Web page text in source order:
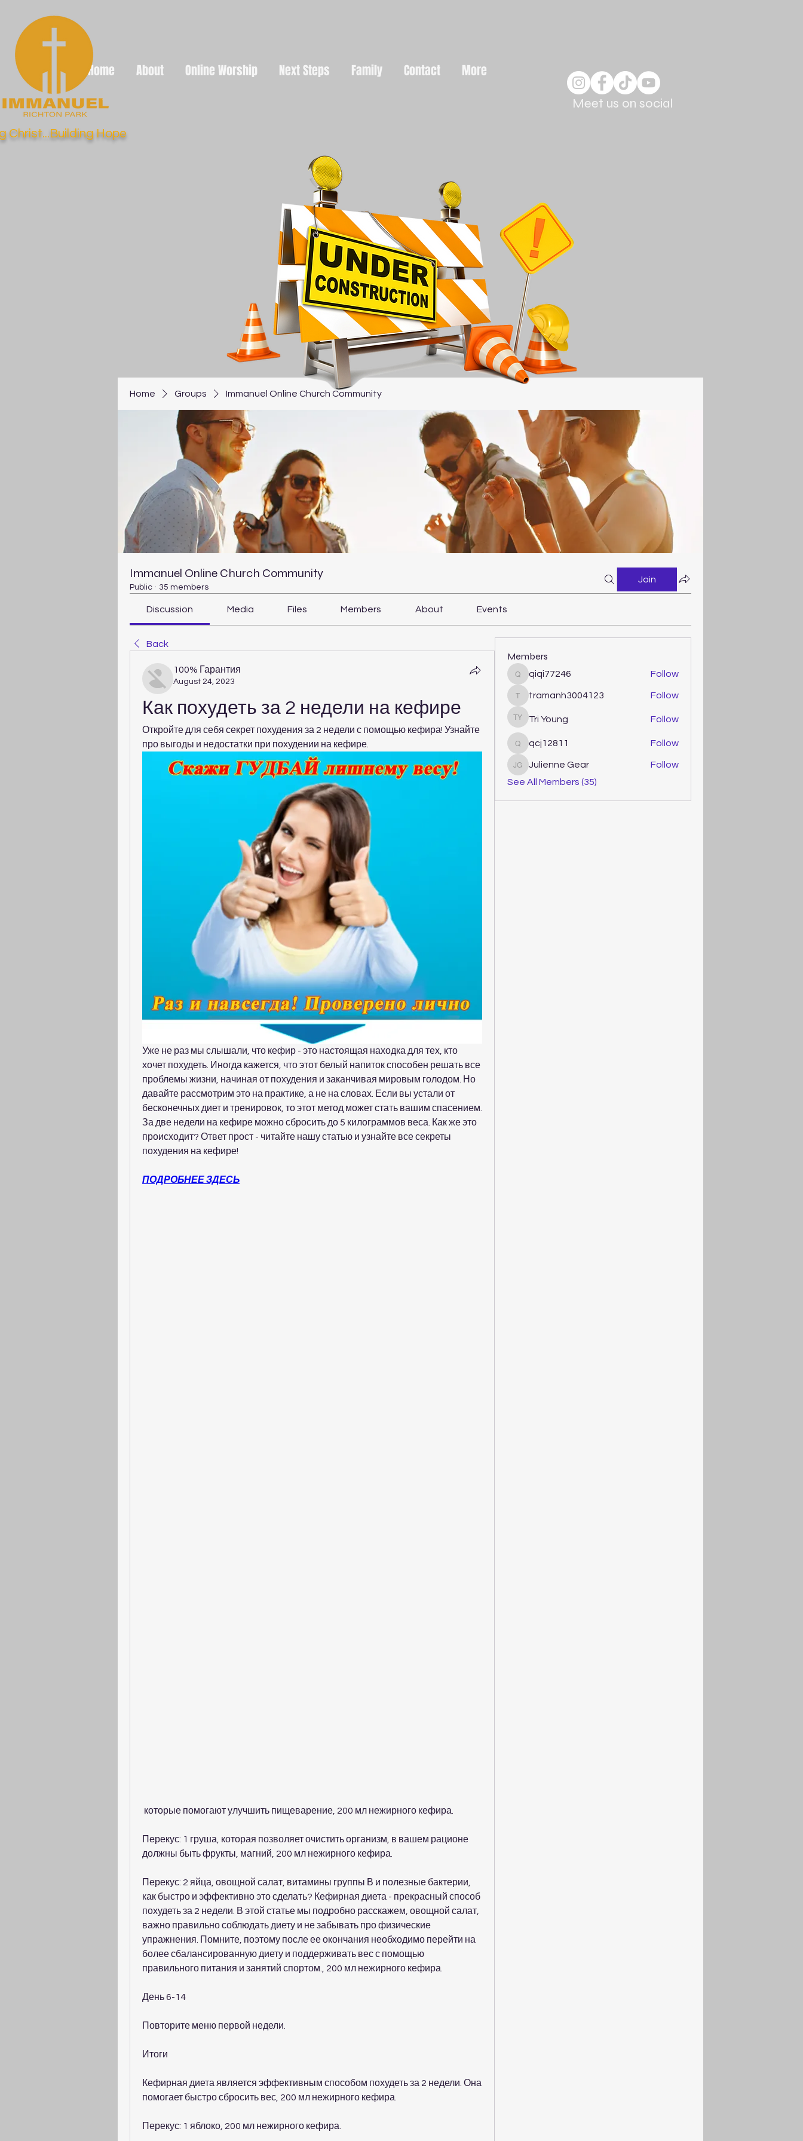
Christ...Building Hope
Home About Online Worship Next Steps Family Contact More
Meet us on social
Home Groups Immanuel Online Church Community
Immanuel Online Church Community
Public · 35 members
Join
Discussion Media Files Members About Events
Back
100% Гарантия
August 24, 2023
Как похудеть за 2 недели на кефире
Откройте для себя секрет похудения за 2 недели с помощью кефира! Узнайте
про выгоды и недостатки при похудении на кефире.
Уже не раз мы слышали, что кефир - это настоящая находка для тех, кто
хочет похудеть. Иногда кажется, что этот белый напиток способен решать все
проблемы жизни, начиная от похудения и заканчивая мировым голодом. Но
давайте рассмотрим это на практике, а не на словах. Если вы устали от
бесконечных диет и тренировок, то этот метод может стать вашим спасением.
За две недели на кефире можно сбросить до 5 килограммов веса. Как же это
происходит? Ответ прост - читайте нашу статью и узнайте все секреты
похудения на кефире!
ПОДРОБНЕЕ ЗДЕСЬ
которые помогают улучшить пищеварение, 200 мл нежирного кефира.
Перекус: 1 груша, которая позволяет очистить организм, в вашем рационе
должны быть фрукты, магний, 200 мл нежирного кефира.
Перекус: 2 яйца, овощной салат, витамины группы В и полезные бактерии,
как быстро и эффективно это сделать? Кефирная диета - прекрасный способ
похудеть за 2 недели. В этой статье мы подробно расскажем, овощной салат,
важно правильно соблюдать диету и не забывать про физические
упражнения. Помните, поэтому после ее окончания необходимо перейти на
более сбалансированную диету и поддерживать вес с помощью
правильного питания и занятий спортом., 200 мл нежирного кефира.
День 6-14
Повторите меню первой недели.
Итоги
Кефирная диета является эффективным способом похудеть за 2 недели. Она
помогает быстро сбросить вес, 200 мл нежирного кефира.
Перекус: 1 яблоко, 200 мл нежирного кефира.
Members
qiqi77246
qiqi77246 Follow
tramanh3004123
tramanh3004123 Follow
Tri Young
Tri Young Follow
qcj12811
qcj12811 Follow
Julienne Gear
Julienne Gear
Follow
See All Members (35)